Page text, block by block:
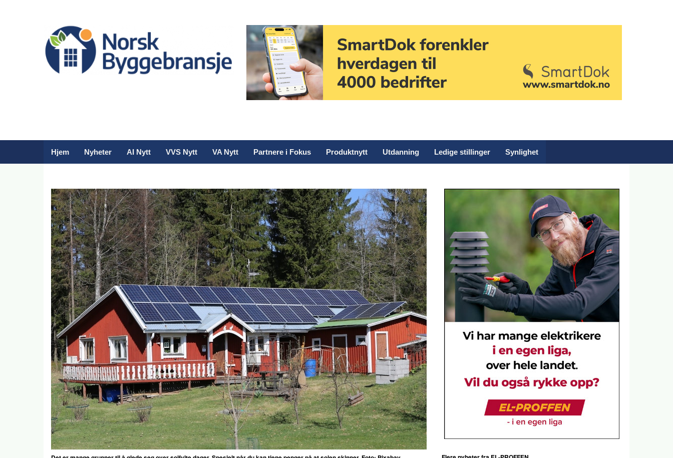
Hjem Nyheter AI Nytt VVS Nytt VA Nytt Partnere i Fokus Produktnytt Utdanning Ledige stillinger Synlighet